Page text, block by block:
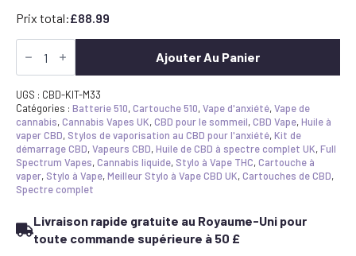
Prix total:£88.99
quantité
de
Pen
Starter
Kit
-
3x
CBD
Vape
Cartridges
&
M3
Battery
Bundle
Ajouter Au Panier
UGS : CBD-KIT-M33
Catégories : Batterie 510,Cartouche 510,Vape d'anxiété,Vape de
cannabis,Cannabis Vapes UK,CBD pour le sommeil,CBD Vape,Huile à
vaper CBD, Stylos de vaporisation au CBD pour l'anxiété,Kit de
démarrage CBD,Vapeurs CBD,Huile de CBD à spectre complet UK,Full
Spectrum Vapes,Cannabis liquide, Stylo à Vape THC,Cartouche à
vaper, Stylo à Vape,Meilleur Stylo à Vape CBD UK,Cartouches de CBD,
Spectre complet
Livraison rapide gratuite au Royaume-Uni pour
toute commande supérieure à 50 £